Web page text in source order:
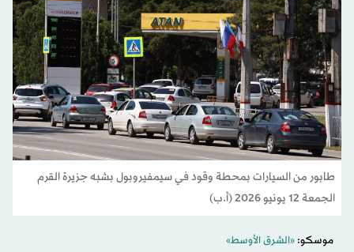
طابور من السيارات بمحطة وقود في سيمفيروبول بشبه جزيرة القرم
الجمعة 12 يونيو 2026 (أ.ب)
موسكو:«الشرق الأوسط»